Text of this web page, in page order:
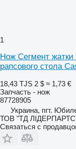
1
Нож Cегмент
рапсового стола
18,43 TJS 2 $ ≈ 1,73 €
Запчасть - нож
87728905
Украина, пгт.
ТОВ "ТД
Связаться с